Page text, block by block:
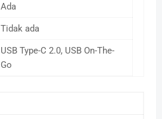
Ada
Tidak ada
USB Type-C 2.0, USB On-The-
Go